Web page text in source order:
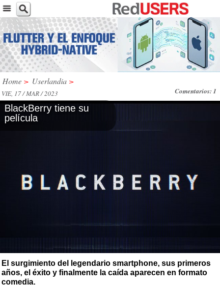
Home > Userlandia >
Comentarios: 1
VIE, 17 / MAR / 2023
BlackBerry tiene su
película
El surgimiento del legendario smartphone, sus primeros
años, el éxito y finalmente la caída aparecen en formato
comedia.